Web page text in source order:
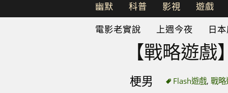
幽默
脫
口
科普 影視
遊戲
電影老實說
上週今夜 日
【戰略遊
梗男 Flash遊戲,戰略